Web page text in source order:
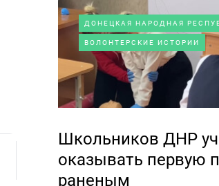
ДОНЕЦКАЯ НАРОДНАЯ
ВОЛОНТЕРСКИЕ ИСТОРИИ
Школьников ДНР
оказывать первую
раненым